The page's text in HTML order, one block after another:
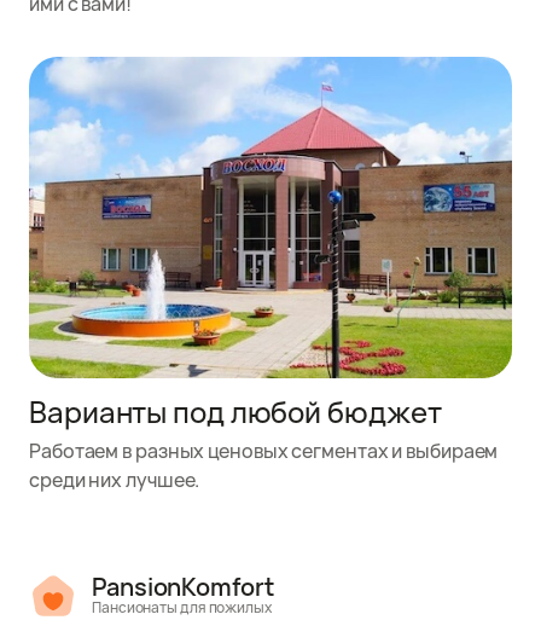
Варианты под любой бюджет
Работаем в разных ценовых сегментах и выбираем
среди них лучшее.
PansionKomfort
Пансионаты для пожилых